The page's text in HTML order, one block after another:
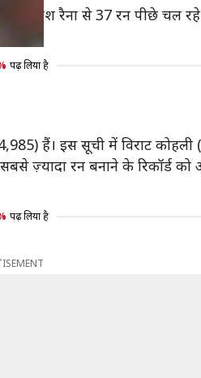
वह सुरेश रैना से 37 रन पीछे चल
पढ़ लिया है
हैं। इस सूची में विराट कोहली
ज़्यादा रन बनाने के रिकॉर्ड
पढ़ लिया है